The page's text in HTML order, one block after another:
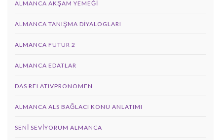
ALMANCA AKŞAM YEMEĞI
ALMANCA TANIŞMA DIYALOGLARI
ALMANCA FUTUR 2
ALMANCA EDATLAR
DAS RELATIVPRONOMEN
ALMANCA ALS BAĞLACI KONU ANLATIMI
SENI SEVIYORUM ALMANCA